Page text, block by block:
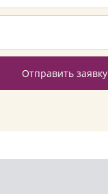
Отправить заявку